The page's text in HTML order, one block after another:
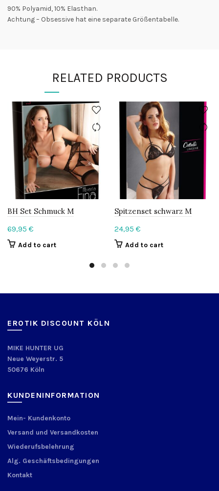
90% Polyamid, 10% Elasthan.
Achtung – Obsessive hat eine separate Größentabelle.
RELATED PRODUCTS
BH Set Schmuck M
69,95 €
Add to cart
Spitzenset schwarz M
24,95 €
Add to cart
EROTIK DISCOUNT KÖLN
MIKE HUNTER UG
Neue Weyerstr. 5
50676 Köln
KUNDENINFORMATION
Mein- Kundenkonto
Versand und Versandkosten
Wiederufsbelehrung
Alg. Geschäftsbedingungen
Kontakt